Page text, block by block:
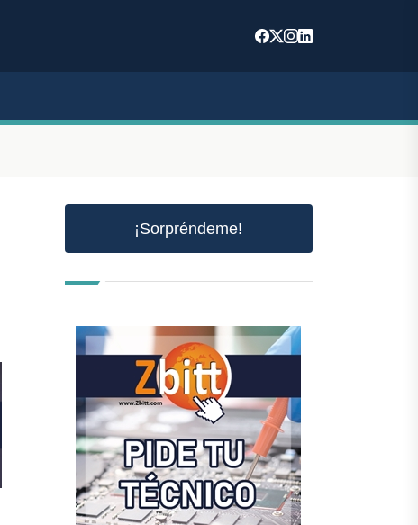
¡Sorpréndeme!